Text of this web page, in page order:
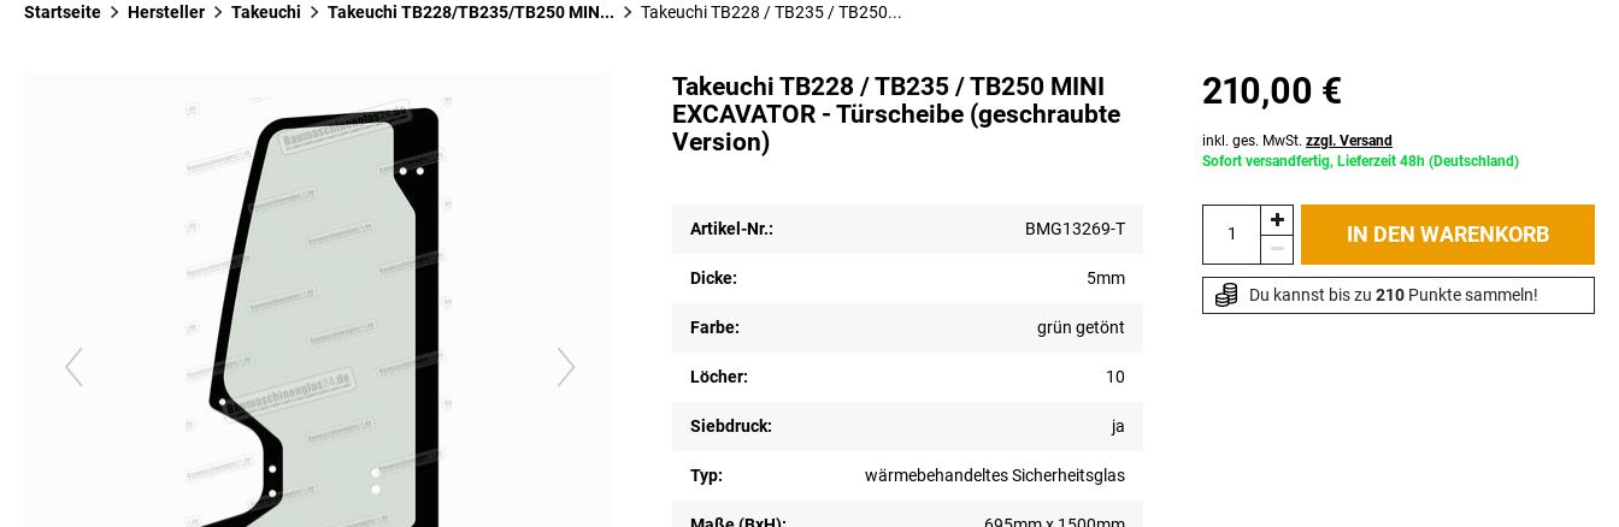
Startseite Hersteller Takeuchi Takeuchi TB228/TB235/TB250 MIN... Takeuchi TB228 / TB235 / TB250...
Takeuchi TB228 / TB235 / TB250 MINI
EXCAVATOR - Türscheibe (geschraubte
Version)
Artikel-Nr.: BMG13269-T
Dicke: 5mm
Farbe: grün getönt
Löcher: 10
Siebdruck: ja
Typ: wärmebehandeltes Sicherheitsglas
210,00 €
inkl. ges. MwSt. zzgl. Versand
Sofort versandfertig, Lieferzeit 48h (Deutschland)
IN DEN WARENKORB
Du kannst bis zu 210 Punkte sammeln!